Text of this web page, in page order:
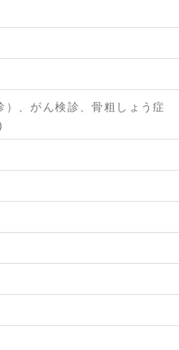
）、がん検診、骨粗しょう症